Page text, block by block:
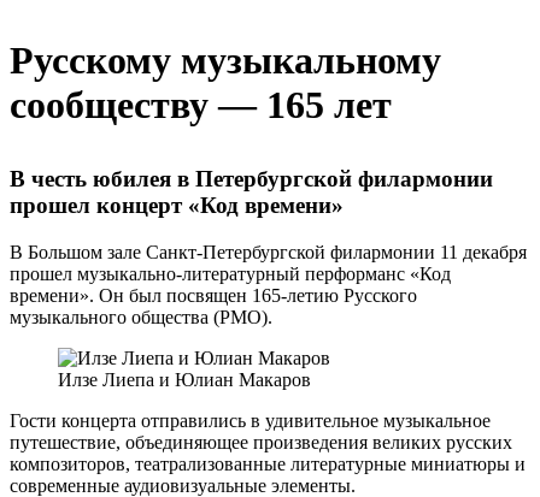
Русскому музыкальному
сообществу — 165 лет
В честь юбилея в Петербургской филармонии
прошел концерт «Код времени»
В Большом зале Санкт-Петербургской филармонии 11 декабря
прошел музыкально-литературный перформанс «Код
времени». Он был посвящен 165-летию Русского
музыкального общества (РМО).
Илзе Лиепа и Юлиан Макаров
Гости концерта отправились в удивительное музыкальное
путешествие, объединяющее произведения великих русских
композиторов, театрализованные литературные миниатюры и
современные аудиовизуальные элементы.